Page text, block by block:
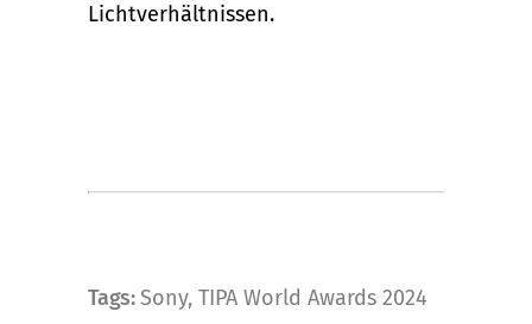
Lichtverhältnissen.
Tags: Sony, TIPA World Awards 2024